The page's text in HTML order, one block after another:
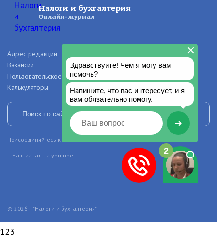
Налоги и бухгалтерия
Онлайн-журнал
© 2026 – "Налоги и бухгалтерия"
Адрес редакции
Вакансии
Рекламодателям
Пользовательское соглашение
Калькуляторы
Присоединяйтесь к нашим сообществам в социальных сетях
Наш канал на youtube
123